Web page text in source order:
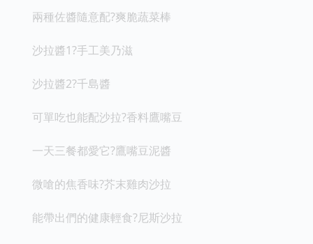
兩種佐醬隨意配?爽脆蔬菜棒
沙拉醬1?手工美乃滋
沙拉醬2?千島醬
可單吃也能配沙拉?香料鷹嘴豆
一天三餐都愛它?鷹嘴豆泥醬
微嗆的焦香味?芥末雞肉沙拉
能帶出們的健康輕食?尼斯沙拉